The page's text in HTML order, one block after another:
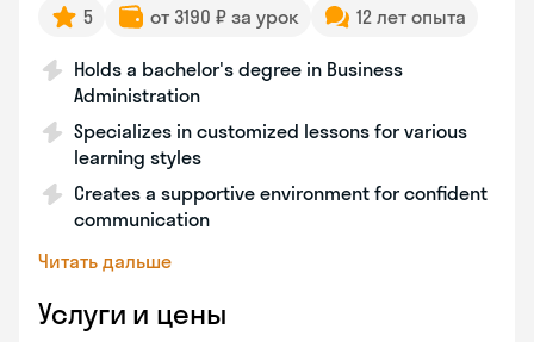
5 от 3190 ₽ за урок 12 лет опыта
Holds a bachelor's degree in Business
Administration
Specializes in customized lessons for various
learning styles
Creates a supportive environment for confident
communication
Читать дальше
Услуги и цены